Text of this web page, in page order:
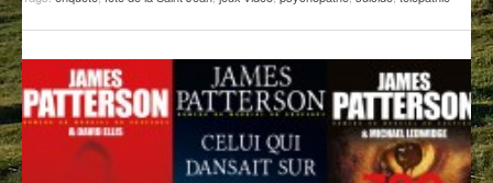
LA SOUTERRAINE
NOS ANCIENS
SONORIK